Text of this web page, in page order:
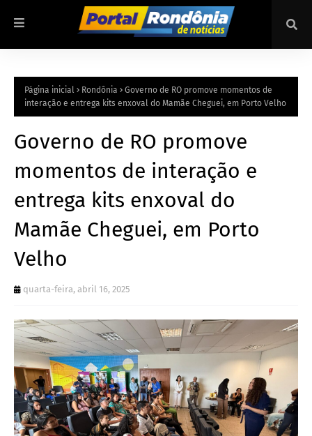
Página inicial Rondônia
Governo de RO promove momentos de
interação e entrega kits enxoval do Mamãe Cheguei, em Porto Velho
Governo de RO promove
momentos de interação e
entrega kits enxoval do
Mamãe Cheguei, em Porto
Velho
quarta-feira, abril 16, 2025